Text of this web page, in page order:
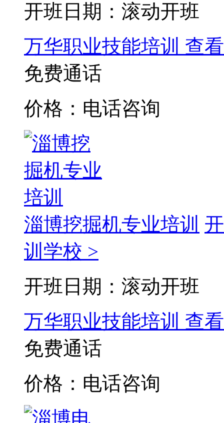
开班日期：滚动开班
万华职业技能培训 查
免费通话
价格：电话咨询
淄博挖掘机专业培训
训学校 >
开班日期：滚动开班
万华职业技能培训 查
免费通话
价格：电话咨询